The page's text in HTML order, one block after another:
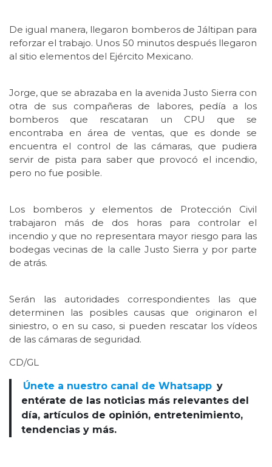
De igual manera, llegaron bomberos de Jáltipan para
reforzar el trabajo. Unos 50 minutos después llegaron
al sitio elementos del Ejército Mexicano.
Jorge, que se abrazaba en la avenida Justo Sierra con
otra de sus compañeras de labores, pedía a los
bomberos que rescataran un CPU que se
encontraba en área de ventas, que es donde se
encuentra el control de las cámaras, que pudiera
servir de pista para saber que provocó el incendio,
pero no fue posible.
Los bomberos y elementos de Protección Civil
trabajaron más de dos horas para controlar el
incendio y que no representara mayor riesgo para las
bodegas vecinas de la calle Justo Sierra y por parte
de atrás.
Serán las autoridades correspondientes las que
determinen las posibles causas que originaron el
siniestro, o en su caso, si pueden rescatar los vídeos
de las cámaras de seguridad.
CD/GL
Únete a nuestro canal de Whatsapp y
entérate de las noticias más relevantes del
día, artículos de opinión, entretenimiento,
tendencias y más.